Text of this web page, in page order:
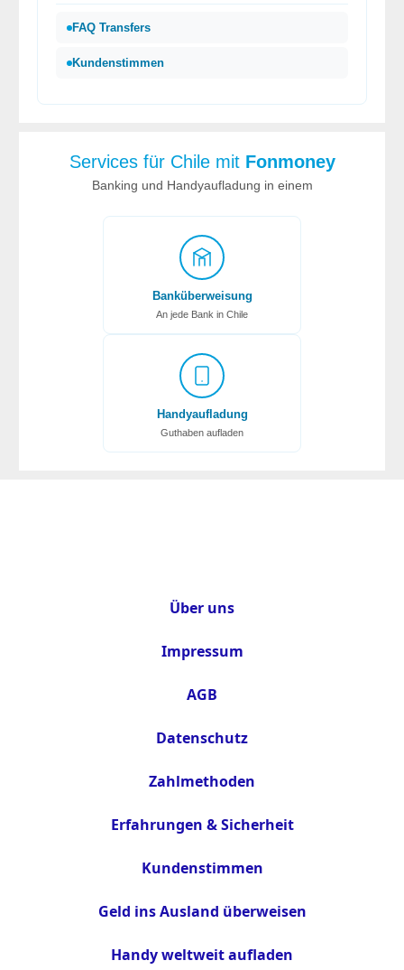
FAQ Transfers
Kundenstimmen
Services für Chile mit Fonmoney
Banking und Handyaufladung in einem
Banküberweisung
An jede Bank in Chile
Handyaufladung
Guthaben aufladen
Über uns
Impressum
AGB
Datenschutz
Zahlmethoden
Erfahrungen & Sicherheit
Kundenstimmen
Geld ins Ausland überweisen
Handy weltweit aufladen